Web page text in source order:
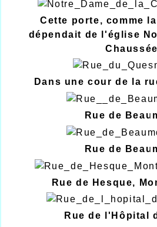
Cette porte, comme
dépendait de l'église
Chaussée
Dans une cour de la
Rue de
Rue de
Rue de Hesque,
Rue de l'Hôpital